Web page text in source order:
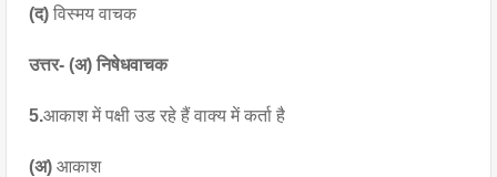
(द) विस्मय वाचक
उत्तर- (अ) निषेधवाचक
5.आकाश में पक्षी उड रहे हैं वाक्य में कर्ता है
(अ) आकाश